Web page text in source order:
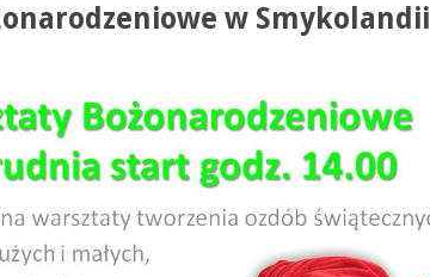
w Smykolandii